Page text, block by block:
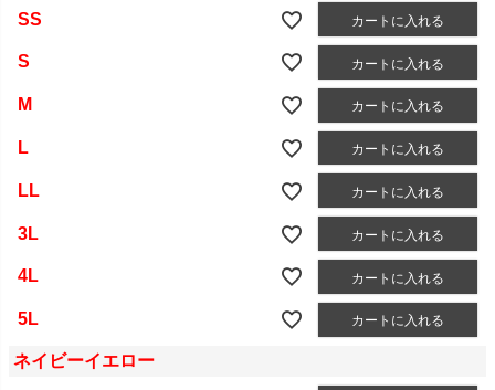
SS カートに入れる
S カートに入れる
M カートに入れる
L カートに入れる
LL カートに入れる
3L カートに入れる
4L カートに入れる
5L カートに入れる
ネイビーイエロー